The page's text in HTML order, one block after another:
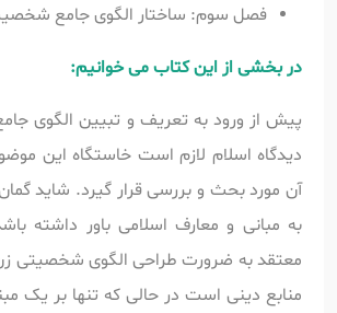
فصل سوم: ساختار الگوی جامع
در بخشی از این کتاب می خوانیم:
پیش از ورود به تعریف و تبیین الگوی
دیدگاه اسلام لازم است خاستگاه این
آن مورد بحث و بررسی قرار گیرد. شاید
به مبانی و معارف اسلامی باور داشته
معتقد به ضرورت طراحی الگوی شخصیتی زن
منابع دینی است در حالی که تنها بر یک